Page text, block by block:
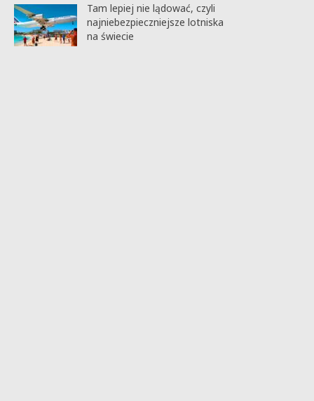
Tam lepiej nie lądować, czyli
najniebezpieczniejsze lotniska
na świecie